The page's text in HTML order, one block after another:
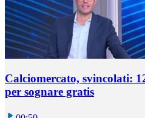
Calciomercato, svincolati:
per sognare gratis